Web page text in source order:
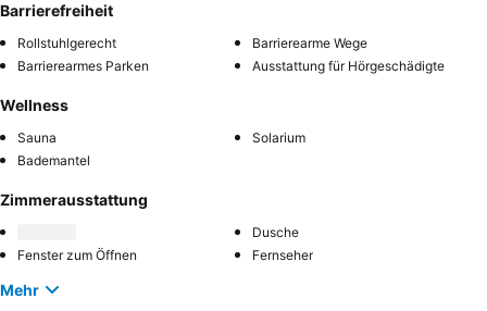
Barrierefreiheit
Rollstuhlgerecht
Barrierearme Wege
Barrierearmes Parken
Ausstattung für Hörgeschädigte
Wellness
Sauna
Solarium
Bademantel
Zimmerausstattung
Dusche
Fenster zum Öffnen
Fernseher
Mehr